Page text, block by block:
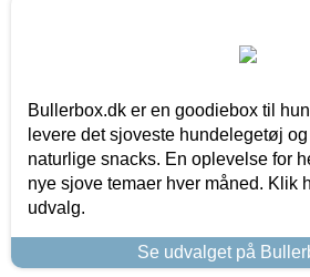
Bullerbox.dk er en goodiebox til
levere det sjoveste hundelegetøj
naturlige snacks. En oplevelse for
nye sjove temaer hver måned. Klik
udvalg.
Se udvalget på